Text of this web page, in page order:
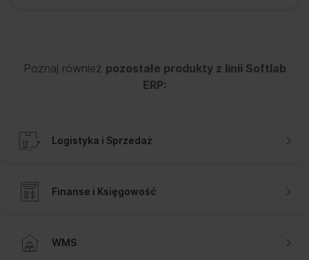
Poznaj również pozostałe produkty z linii Softlab
ERP:
Logistyka i Sprzedaż
Finanse i Księgowość
WMS